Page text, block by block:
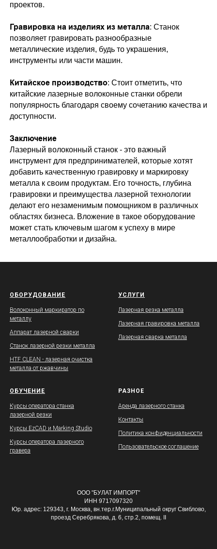
проектов.
Гравировка на изделиях из металла: Станок
позволяет гравировать разнообразные
металлические изделия, будь то украшения,
инструменты или части машин.
Китайское производство: Стоит отметить, что
китайские лазерные волоконные станки обрели
популярность благодаря своему сочетанию качества и
доступности.
Заключение
Лазерный волоконный станок - это важный
инструмент для предпринимателей, которые хотят
добавить качественную гравировку и маркировку
металла к своим продуктам. Его точность, глубина
гравировки и преимущества лазерной технологии
делают его незаменимым помощником в различных
областях бизнеса. Вложение в такое оборудование
может стать ключевым шагом к успеху в мире
металлообработки и дизайна.
ОБОРУДОВАНИЕ
Волоконный маркиратор по
металлу
Аппарат лазерной сварки
Станок лазерной резки металла
HTF CLEAN - лазерная очистка
металла от ржавчины
УСЛУГИ
Лазерная резка металла
Лазерная гравировка металла
Лазерная сварка металла
ОБУЧЕНИЕ
Курсы оператора станка
лазерной резки
Курсы EzCAD и Marking Studio
Курсы оператора лазерного
гравера
РАЗНОЕ
Аренда лазерного станка
Контакты
Политика конфиденциальности
Пользовательское соглашение
ООО "БУЛАТ ИМПОРТ"
ИНН 9717097320
Юр. адрес: 129343, г. Москва, вн.тер.г.Муниципальный округ Свиблово,
проезд Серебрякова, д. 6, стр.2, помещ. II